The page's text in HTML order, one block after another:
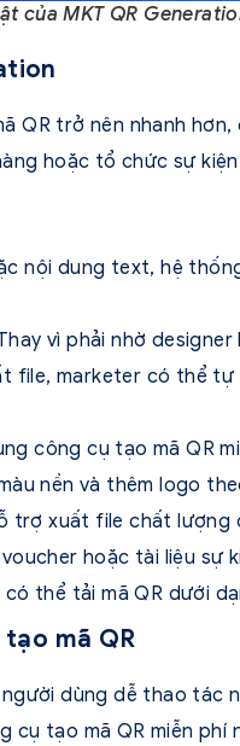
của MKT QR
QR trở nên nhanh
hoặc tổ chức sự
nội dung text, hệ
vì phải nhờ
file, marketer có thể
công cụ tạo mã QR
nền và thêm logo
trợ xuất file chất lượng
hoặc tài liệu sự
thể tải mã QR dưới
mã QR
dùng dễ thao tác
tạo mã QR miễn phí